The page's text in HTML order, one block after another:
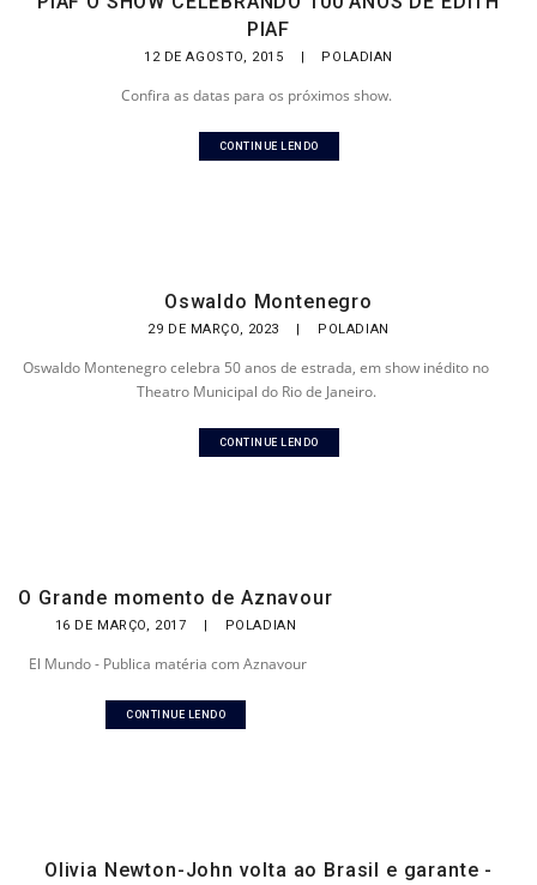
PIAF
12 DE AGOSTO, 2015 | POLADIAN
Confira as datas para os próximos show.
CONTINUE LENDO
Oswaldo Montenegro
29 DE MARÇO, 2023 | POLADIAN
Oswaldo Montenegro celebra 50 anos de estrada, em show inédito no
Theatro Municipal do Rio de Janeiro.
CONTINUE LENDO
O Grande momento de Aznavour
16 DE MARÇO, 2017 | POLADIAN
El Mundo - Publica matéria com Aznavour
CONTINUE LENDO
Olivia Newton-John volta ao Brasil e garante -